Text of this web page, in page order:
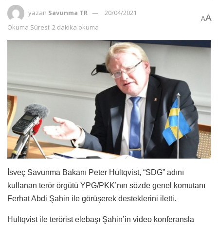
yazan Savunma TR
20/04/2021
Okuma Süresi: 2 dakika okuma
AA
İsveç Savunma Bakanı Peter Hultqvist, “SDG” adını
kullanan terör örgütü YPG/PKK’nın sözde genel komutanı
Ferhat Abdi Şahin ile görüşerek desteklerini iletti.
Hultqvist ile terörist elebaşı Şahin’in video konferansla